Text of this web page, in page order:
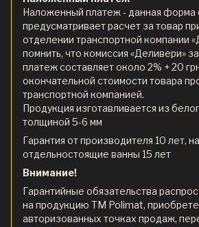
Наложенный платеж - данная форма
предусматривает расчет за товар
отделении транспортной компании
помнить, что комиссия «Деливери»
платеж составляет около 2% + 20
окончательной стоимости товара
транспортной компанией.
Продукция изготавливается из
толщиной 5-6 мм
Гарантия от производителя 10 лет, на
отдельностоящие ванны 15 лет
Внимание!
Гарантийные обязательства
на продукцию ТМ Polimat,
авторизованных точках продаж,